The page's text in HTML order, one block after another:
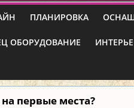
ПЛАНИРОВКА
ОБОРУДОВАНИЕ
первые места?